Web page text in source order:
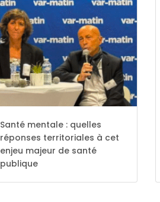
Santé mentale : quelles
réponses territoriales à cet
enjeu majeur de santé
publique